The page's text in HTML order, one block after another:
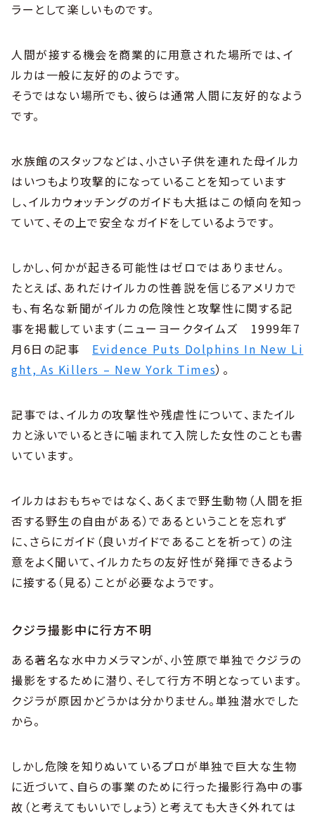
ラーとして楽しいものです。
人間が接する機会を商業的に用意された場所では、イ
ルカは一般に友好的のようです。
そうではない場所でも、彼らは通常人間に友好的なよう
です。
水族館のスタッフなどは、小さい子供を連れた母イルカ
はいつもより攻撃的になっていることを知っています
し、イルカウォッチングのガイドも大抵はこの傾向を知っ
ていて、その上で安全なガイドをしているようです。
しかし、何かが起きる可能性はゼロではありません。
たとえば、あれだけイルカの性善説を信じるアメリカで
も、有名な新聞がイルカの危険性と攻撃性に関する記
事を掲載しています（ニューヨークタイムズ 1999年7
月6日の記事 Evidence Puts Dolphins In New Li
ght, As Killers – New York Times）。
記事では、イルカの攻撃性や残虐性について、またイル
カと泳いでいるときに噛まれて入院した女性のことも書
いています。
イルカはおもちゃではなく、あくまで野生動物（人間を拒
否する野生の自由がある）であるということを忘れず
に、さらにガイド（良いガイドであることを祈って）の注
意をよく聞いて、イルカたちの友好性が発揮できるよう
に接する（見る）ことが必要なようです。
クジラ撮影中に行方不明
ある著名な水中カメラマンが、小笠原で単独でクジラの
撮影をするために潜り、そして行方不明となっています。
クジラが原因かどうかは分かりません。単独潜水でした
から。
しかし危険を知りぬいているプロが単独で巨大な生物
に近づいて、自らの事業のために行った撮影行為中の事
故（と考えてもいいでしょう）と考えても大きく外れては